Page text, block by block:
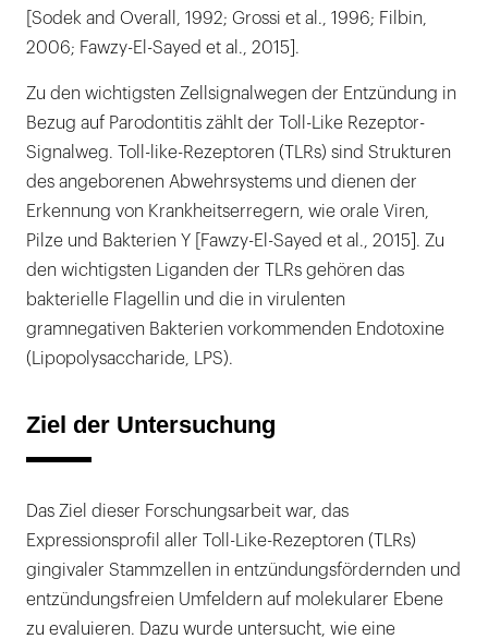
[Sodek and Overall, 1992; Grossi et al., 1996; Filbin,
2006; Fawzy-El-Sayed et al., 2015].
Zu den wichtigsten Zellsignalwegen der Entzündung in
Bezug auf Parodontitis zählt der Toll-Like Rezeptor-
Signalweg. Toll-like-Rezeptoren (TLRs) sind Strukturen
des angeborenen Abwehrsystems und dienen der
Erkennung von Krankheitserregern, wie orale Viren,
Pilze und Bakterien Y [Fawzy-El-Sayed et al., 2015]. Zu
den wichtigsten Liganden der TLRs gehören das
bakterielle Flagellin und die in virulenten
gramnegativen Bakterien vorkommenden Endotoxine
(Lipopolysaccharide, LPS).
Ziel der Untersuchung
Das Ziel dieser Forschungsarbeit war, das
Expressionsprofil aller Toll-Like-Rezeptoren (TLRs)
gingivaler Stammzellen in entzündungsfördernden und
entzündungsfreien Umfeldern auf molekularer Ebene
zu evaluieren. Dazu wurde untersucht, wie eine